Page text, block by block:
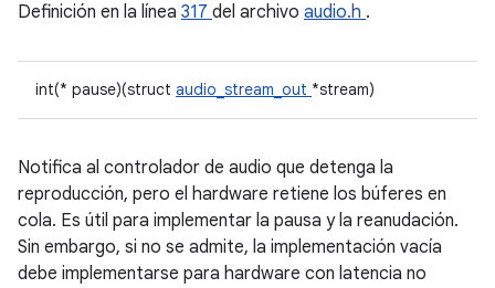
Definición en la línea 317 del archivo audio.h .
int(* pause)(struct audio_stream_out *stream)
Notifica al controlador de audio que detenga la
reproducción, pero el hardware retiene los búferes en
cola. Es útil para implementar la pausa y la reanudación.
Sin embargo, si no se admite, la implementación vacía
debe implementarse para hardware con latencia no